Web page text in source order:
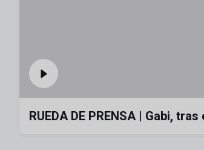
RUEDA DE PRENSA | Gabi,